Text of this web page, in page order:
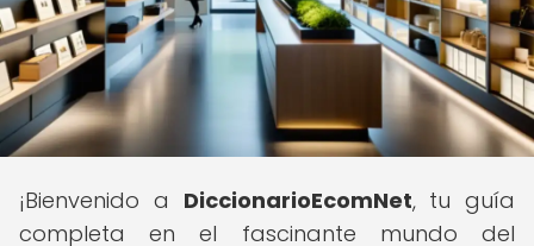
¡Bienvenido a DiccionarioEcomNet, tu guía
completa en el fascinante mundo del